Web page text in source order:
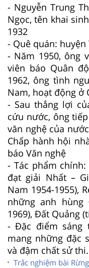
- Nguyễn Trung
Ngọc, tên khai
1932
- Quê quán:
- Năm 1950, ông
viên báo Quân
1962, ông tình
Nam, hoạt động ở
- Sau thắng lợi
cứu nước, ông
văn nghệ của
Chấp hành hội
báo Văn nghệ
- Tác phẩm
đạt giải Nhất –
Nam 1954-1955),
những anh hùng
1969), Đất Quảng
- Đặc điểm sáng
mang những đặc
và đậm chất sử thi.
Trắc nghiệm bài